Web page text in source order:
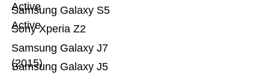
Samsung Galaxy J5
Samsung Galaxy J7
(2015)
Sony Xperia Z2
Samsung Galaxy S5
Active
Active